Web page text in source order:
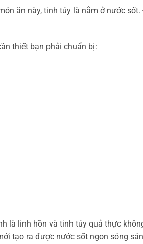
ăn này, tinh túy là nằm ở nước sốt.
thiết bạn phải chuẩn bị:
là linh hồn và tinh túy quả thực
tạo ra được nước sốt ngon sóng